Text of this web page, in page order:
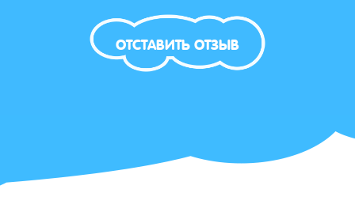
ОТСТАВИТЬ ОТЗЫВ